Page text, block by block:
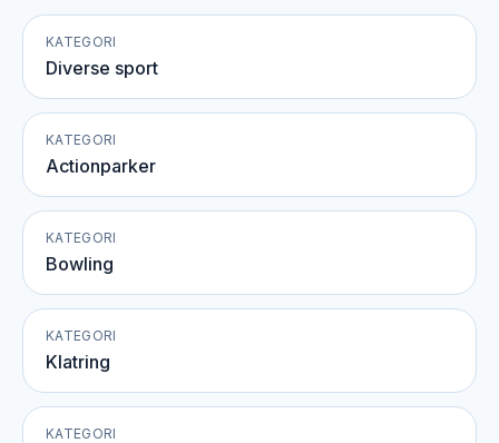
KATEGORI
Diverse sport
KATEGORI
Actionparker
KATEGORI
Bowling
KATEGORI
Klatring
KATEGORI